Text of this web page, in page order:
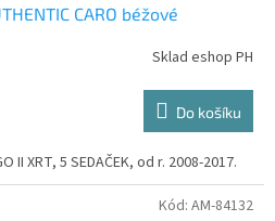
CARO béžové
Sklad eshop PH
Do košíku
II XRT, 5 SEDAČEK, od r. 2008-2017.
Kód: AM-84132